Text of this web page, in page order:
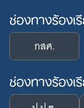
ช่องทางร้องเ
กสศ.
ช่องทางร้อง